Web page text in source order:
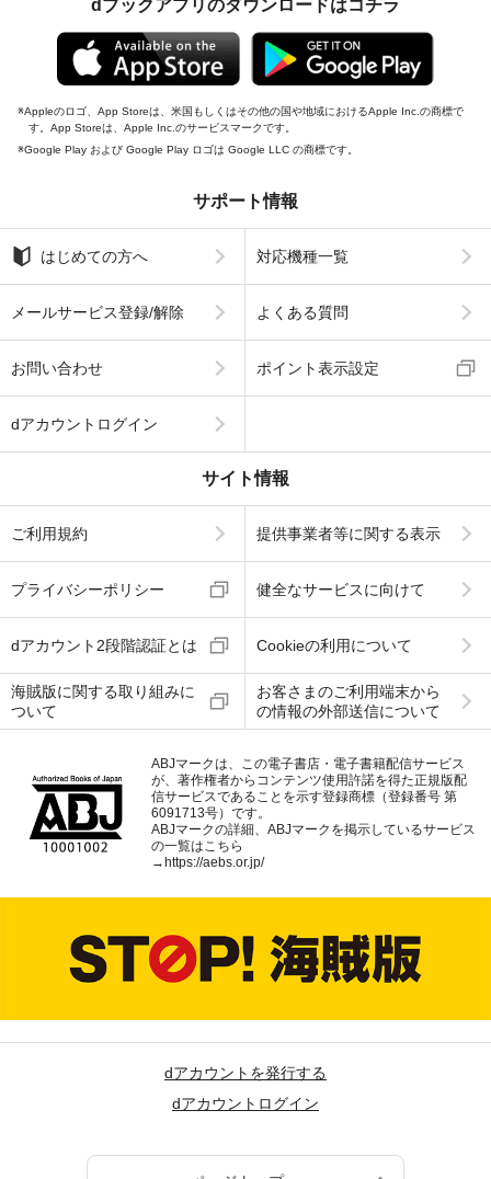
dブックアプリのダウンロードはコチラ
Appleのロゴ、App Storeは、米国もしくはその他の国や地域におけるApple Inc.の商標で
す。App Storeは、Apple Inc.のサービスマークです。
Google Play および Google Play ロゴは Google LLC の商標です。
サポート情報
はじめての方へ 対応機種一覧
メールサービス登録/解除 よくある質問
お問い合わせ ポイント表示設定
dアカウントログイン
サイト情報
ご利用規約 提供事業者等に関する表示
プライバシーポリシー 健全なサービスに向けて
dアカウント2段階認証とは Cookieの利用について
海賊版に関する取り組みに
ついて
お客さまのご利用端末から
の情報の外部送信について
ABJマークは、この電子書店・電子書籍配信サービス
が、著作権者からコンテンツ使用許諾を得た正規版配
信サービスであることを示す登録商標（登録番号 第
6091713号）です。
ABJマークの詳細、ABJマークを掲示しているサービス
の一覧はこちら
→ https://aebs.or.jp/
dアカウントを発行する
dアカウントログイン